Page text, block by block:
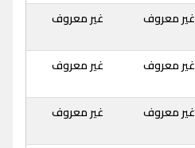
غير معروف غير معروف
غير معروف غير معروف
غير معروف غير معروف